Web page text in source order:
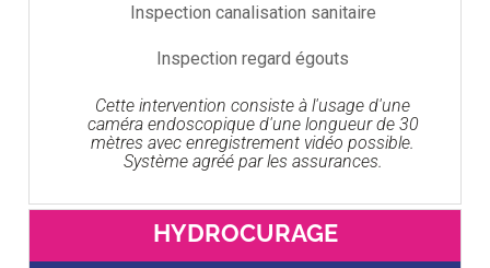
Inspection canalisation sanitaire
Inspection regard égouts
Cette intervention consiste à l'usage d'une
caméra endoscopique d'une longueur de 30
mètres avec enregistrement vidéo possible.
Système agréé par les assurances.
HYDROCURAGE